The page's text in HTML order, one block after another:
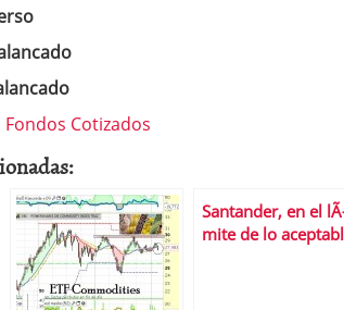
Fondos Cotizados
Santander, en el
mite de lo